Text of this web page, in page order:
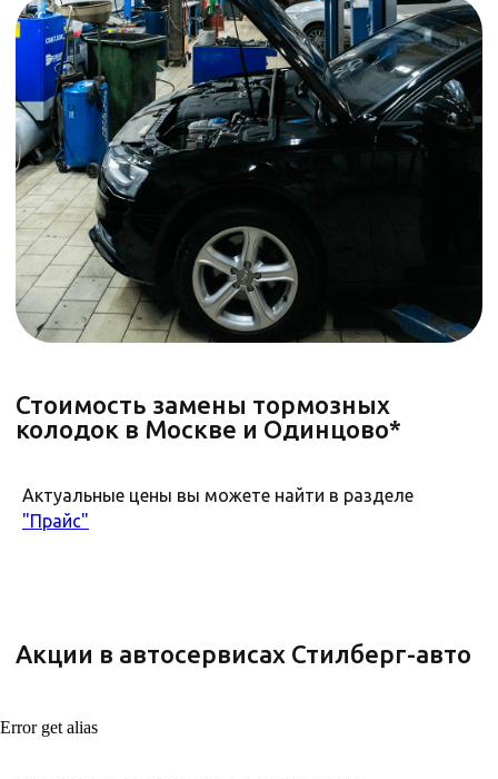
Актуальные цены вы можете найти в разделе
"Прайс"
Error get alias
Во всех филиалах Стилберг-авто
ГАРАНТИЯ
на ремонтные работы
и запчасти
Гарантия 2 года или 30 тыс. км. (что
наступит раньше)
Точный период гарантии на запчасти может